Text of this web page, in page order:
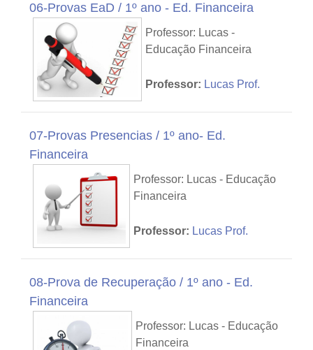
06-Provas EaD / 1º ano - Ed. Financeira
Professor: Lucas -
Educação Financeira
Professor: Lucas Prof.
07-Provas Presencias / 1º ano- Ed.
Financeira
Professor: Lucas - Educação
Financeira
Professor: Lucas Prof.
08-Prova de Recuperação / 1º ano - Ed.
Financeira
Professor: Lucas - Educação
Financeira